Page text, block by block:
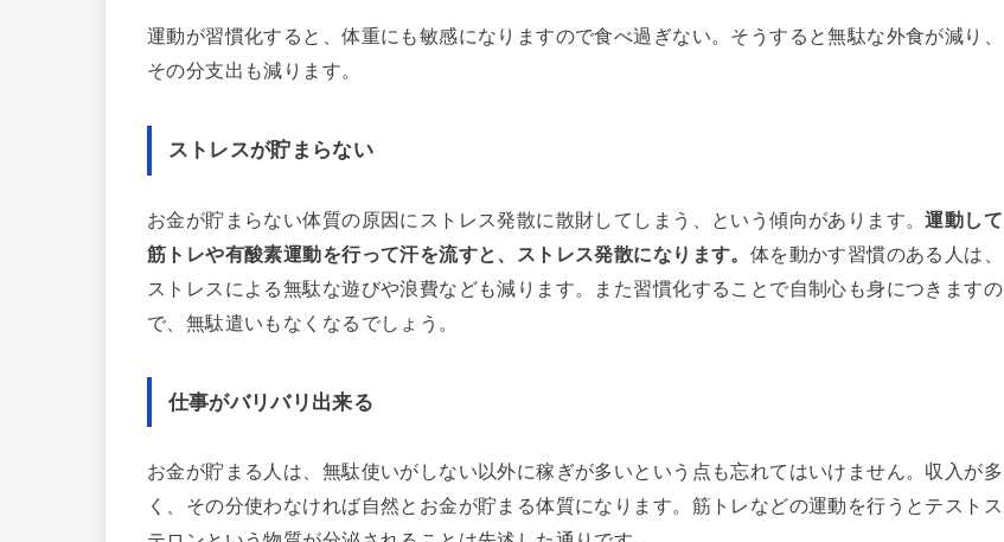
運動が習慣化すると、体重にも敏感になりますので食べ過ぎない。そうすると無駄な外食が減り、
その分支出も減ります。
ストレスが貯まらない
お金が貯まらない体質の原因にストレス発散に散財してしまう、という傾向があります。運動して
筋トレや有酸素運動を行って汗を流すと、ストレス発散になります。 体を動かす習慣のある人は、
ストレスによる無駄な遊びや浪費なども減ります。また習慣化することで自制心も身につきますの
で、無駄遣いもなくなるでしょう。
仕事がバリバリ出来る
お金が貯まる人は、無駄使いがしない以外に稼ぎが多いという点も忘れてはいけません。収入が多
く、その分使わなければ自然とお金が貯まる体質になります。筋トレなどの運動を行うとテストス